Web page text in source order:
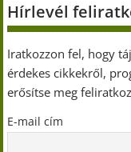
Hírlevél
Iratkozzon fel, hogy
érdekes cikkekről,
erősítse meg
E-mail cím